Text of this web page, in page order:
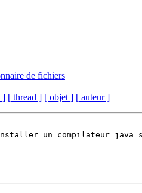
de fichiers
] [ thread ] [ objet ] [ auteur ]
un compilateur java